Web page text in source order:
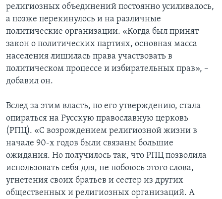
религиозных объединений постоянно усиливалось,
а позже перекинулось и на различные
политические организации. «Когда был принят
закон о политических партиях, основная масса
населения лишилась права участвовать в
политическом процессе и избирательных прав», –
добавил он.
Вслед за этим власть, по его утверждению, стала
опираться на Русскую православную церковь
(РПЦ). «С возрождением религиозной жизни в
начале 90-х годов были связаны большие
ожидания. Но получилось так, что РПЦ позволила
использовать себя для, не побоюсь этого слова,
угнетения своих братьев и сестер из других
общественных и религиозных организаций. А